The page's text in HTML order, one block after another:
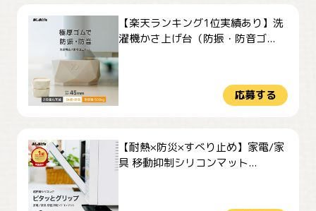
【楽天ランキング1位実績あり】洗
濯機かさ上げ台（防振・防音ゴ...
応募する
【耐熱×防災×すべり止め】家電/家
具 移動抑制シリコンマット...